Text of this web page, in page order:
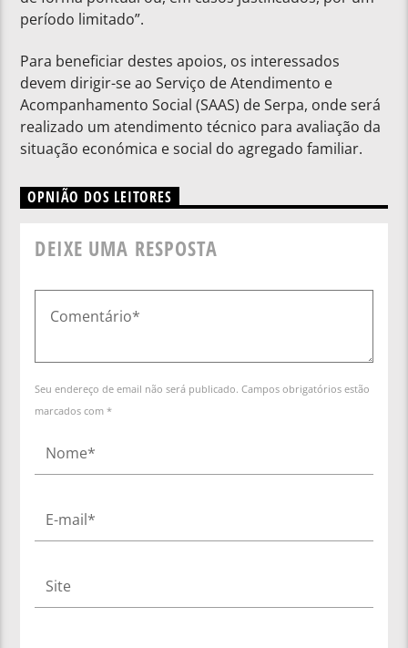
período limitado”.
Para beneficiar destes apoios, os interessados
devem dirigir-se ao Serviço de Atendimento e
Acompanhamento Social (SAAS) de Serpa, onde será
realizado um atendimento técnico para avaliação da
situação económica e social do agregado familiar.
OPNIÃO DOS LEITORES
DEIXE UMA RESPOSTA
Seu endereço de email não será publicado. Campos obrigatórios estão
marcados com *